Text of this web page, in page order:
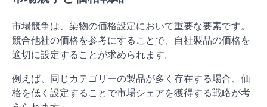
市場競争は、染物の価格設定において重要な要素です。
競合他社の価格を参考にすることで、自社製品の価格を
適切に設定することが求められます。
例えば、同じカテゴリーの製品が多く存在する場合、価
格を低く設定することで市場シェアを獲得する戦略が考